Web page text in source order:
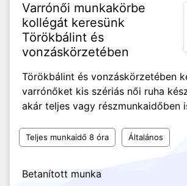
Varrónői munkakörbe
kollégát keresünk
Törökbálint és
vonzáskörzetében
Törökbálint és vonzáskörzetében
varrónőket kis szériás női ruha
akár teljes vagy részmunkaidőben
Teljes munkaidő 8 óra Általános
Betanított munka